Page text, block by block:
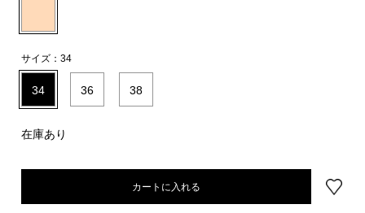
サイズ：34
34 36 38
在庫あり
カートに入れる